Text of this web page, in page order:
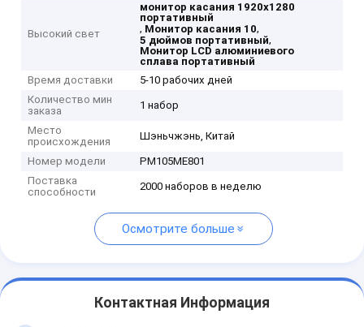
Высокий свет
монитор касания 1920x1280
портативный
, Монитор касания 10,
5 дюймов портативный,
Монитор LCD алюминиевого
сплава портативный
Время доставки
5-10 рабочих дней
Количество мин
заказа
1 набор
Место
происхождения
Шэньчжэнь, Китай
Номер модели
PM105ME801
Поставка
способности
2000 наборов в неделю
Осмотрите больше
Контактная Информация